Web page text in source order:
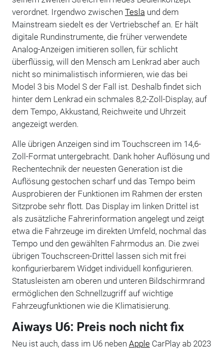
verordnet. Irgendwo zwischen Tesla und dem
Mainstream siedelt es der Vertriebschef an. Er hält
digitale Rundinstrumente, die früher verwendete
Analog-Anzeigen imitieren sollen, für schlicht
überflüssig, will den Mensch am Lenkrad aber auch
nicht so minimalistisch informieren, wie das bei
Model 3 bis Model S der Fall ist. Deshalb findet sich
hinter dem Lenkrad ein schmales 8,2-Zoll-Display, auf
dem Tempo, Akkustand, Reichweite und Uhrzeit
angezeigt werden.
Alle übrigen Anzeigen sind im Touchscreen im 14,6-
Zoll-Format untergebracht. Dank hoher Auflösung und
Rechentechnik der neuesten Generation ist die
Auflösung gestochen scharf und das Tempo beim
Ausprobieren der Funktionen im Rahmen der ersten
Sitzprobe sehr flott. Das Display im linken Drittel ist
als zusätzliche Fahrerinformation angelegt und zeigt
etwa die Fahrzeuge im direkten Umfeld, nochmal das
Tempo und den gewählten Fahrmodus an. Die zwei
übrigen Touchscreen-Drittel lassen sich mit frei
konfigurierbarem Widget individuell konfigurieren.
Statusleisten am oberen und unteren Bildschirmrand
ermöglichen den Schnellzugriff auf wichtige
Fahrzeugfunktionen wie die Klimatisierung.
Aiways U6: Preis noch nicht fix
Neu ist auch, dass im U6 neben AppleCarPlay ab 2023